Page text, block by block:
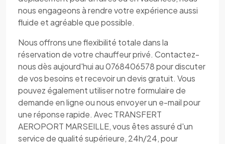
nous engageons à rendre votre expérience aussi
fluide et agréable que possible.
Nous offrons une flexibilité totale dans la
réservation de votre chauffeur privé. Contactez-
nous dès aujourd'hui au 0768406578 pour discuter
de vos besoins et recevoir un devis gratuit. Vous
pouvez également utiliser notre formulaire de
demande en ligne ou nous envoyer un e-mail pour
une réponse rapide. Avec TRANSFERT
AEROPORT MARSEILLE, vous êtes assuré d'un
service de qualité supérieure, 24h/24, pour